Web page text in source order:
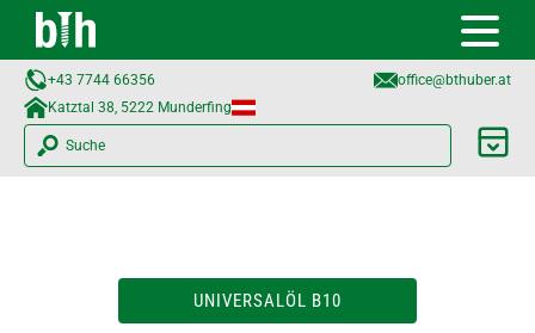
+43 7744 66356
office@bthuber.at​
Katztal 38, 5222 Munderfing
Suche
UNIVERSALÖL B10